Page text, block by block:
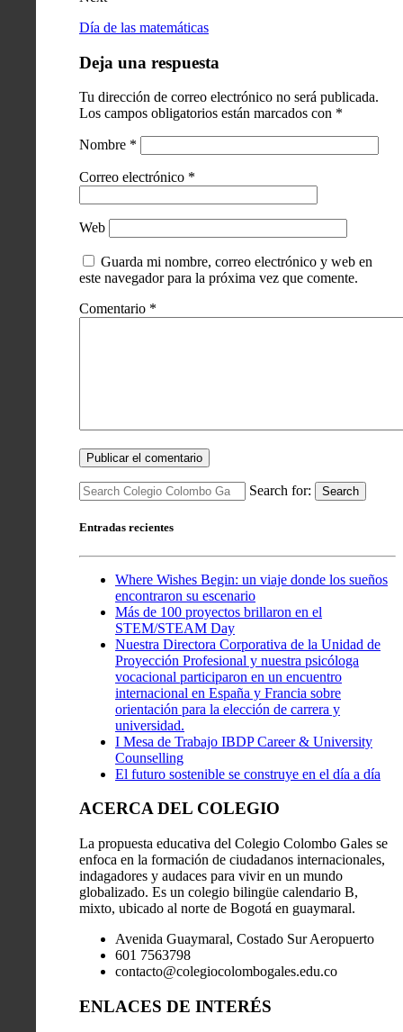
Día de las matemáticas
Deja una respuesta
Tu dirección de correo electrónico no será publicada.
Los campos obligatorios están marcados con *
Nombre *
Correo electrónico *
Web
Guarda mi nombre, correo electrónico y web en
este navegador para la próxima vez que comente.
Comentario *
Search for: Search
Entradas recientes
Where Wishes Begin: un viaje donde los sueños
encontraron su escenario
Más de 100 proyectos brillaron en el
STEM/STEAM Day
Nuestra Directora Corporativa de la Unidad de
Proyección Profesional y nuestra psicóloga
vocacional participaron en un encuentro
internacional en España y Francia sobre
orientación para la elección de carrera y
universidad.
I Mesa de Trabajo IBDP Career & University
Counselling
El futuro sostenible se construye en el día a día
ACERCA DEL COLEGIO
La propuesta educativa del Colegio Colombo Gales se
enfoca en la formación de ciudadanos internacionales,
indagadores y audaces para vivir en un mundo
globalizado. Es un colegio bilingüe calendario B,
mixto, ubicado al norte de Bogotá en guaymaral.
Avenida Guaymaral, Costado Sur Aeropuerto
601 7563798
contacto@colegiocolombogales.edu.co
ENLACES DE INTERÉS